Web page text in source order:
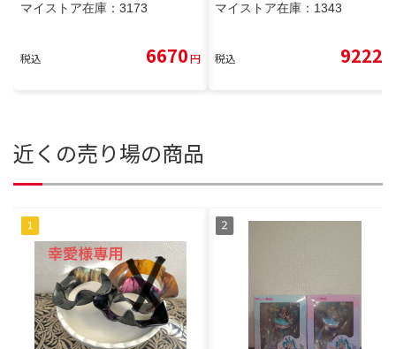
マイストア在庫： 3173
税込 6670円
マイストア在庫： 1343
税込 9222
近くの売り場の商品